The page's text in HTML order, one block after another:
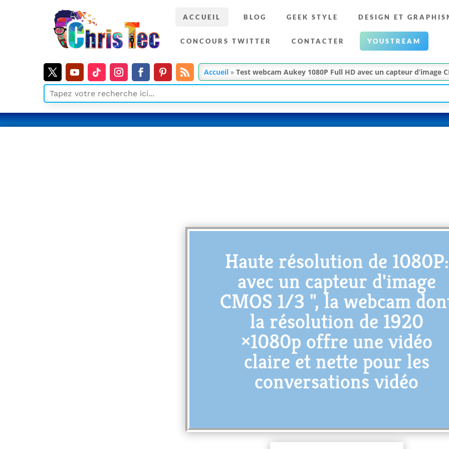
ACCUEIL BLOG GEEK STYLE DESIGN ET
CONCOURS TWITTER CONTACTER YOUSTREAM
Accueil »Test webcam Aukey 1080P Full HD avec un capteur d’image
Haute résolution de 1080P:
avec un capteur d'image
CMOS 1/3 ", la webcam
la résolution de 1920
×1080p offre une vidéo
claire et nette pour les
conversations vidéo